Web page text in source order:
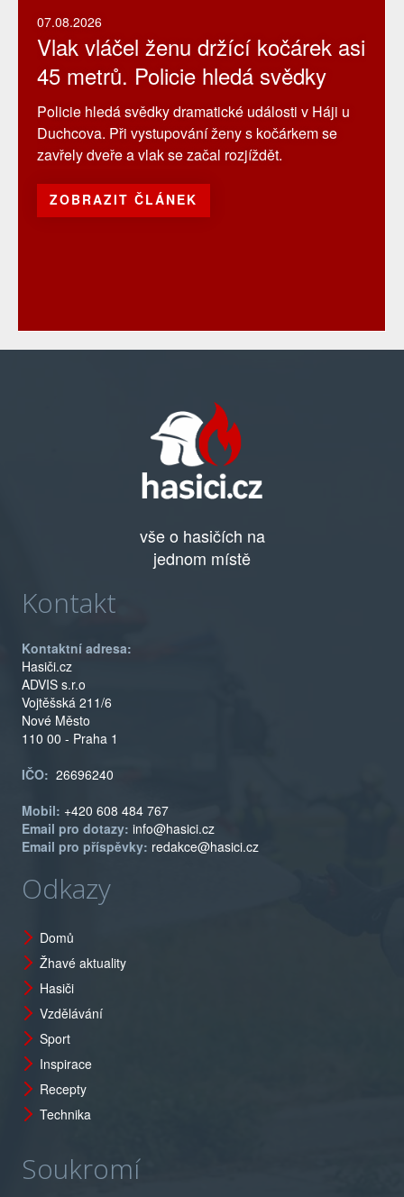
07.08.2026
Vlak vláčel ženu držící kočárek asi
45 metrů. Policie hledá svědky
Policie hledá svědky dramatické události v Háji u
Duchcova. Při vystupování ženy s kočárkem se
zavřely dveře a vlak se začal rozjíždět.
ZOBRAZIT ČLÁNEK
vše o hasičích na
jednom místě
Kontakt
Kontaktní adresa:
Hasiči.cz
ADVIS s.r.o
Vojtěšská 211/6
Nové Město
110 00 - Praha 1
IČO: 26696240
Mobil: +420 608 484 767
Email pro dotazy: info@hasici.cz
Email pro příspěvky: redakce@hasici.cz
Odkazy
Domů
Žhavé aktuality
Hasiči
Vzdělávání
Sport
Inspirace
Recepty
Technika
Soukromí